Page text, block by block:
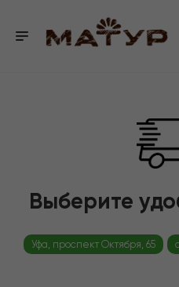
Выберите
Уфа, проспект Октября, 65